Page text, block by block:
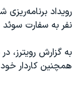
تریبونال مردمی آبان ۹۸
دادگاه حمید نوری
قانون شفافیت
رویداد
نفر به سفارت سوئد
به گزارش رویترز،
همچنین کاردار